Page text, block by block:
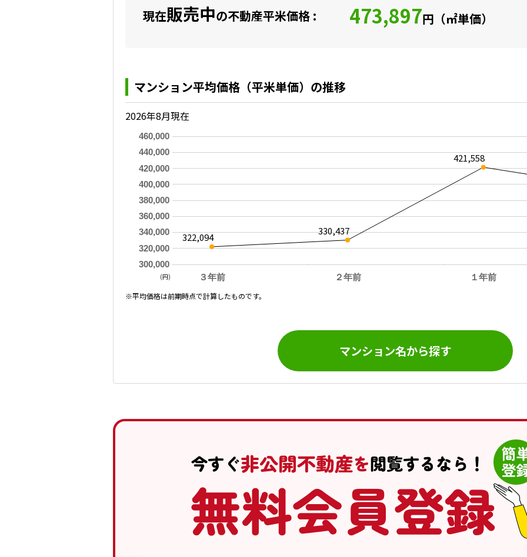
現在販売中の不動産平米価格 : 473,897円（㎡単価）
マンション平均価格（平米単価）の推移
2026年8月現在
３年前 ２年前 １年前
300,000
320,000
340,000
360,000
380,000
400,000
420,000
440,000
460,000
322,094
330,437
421,558
(円)
※平均価格は前期時点で計算したものです。
マンション名から探す